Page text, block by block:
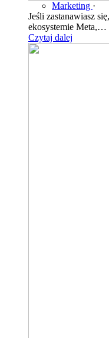
Marketing ·
Jeśli zastanawiasz
ekosystemie Meta,…
Czytaj dalej